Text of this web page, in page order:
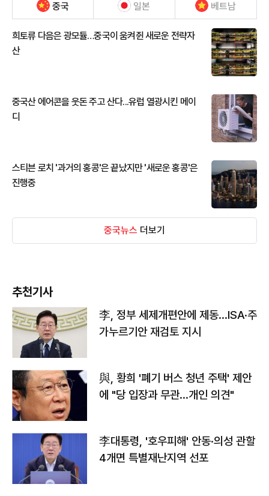
중국 일본 베트남
희토류 다음은 광모듈…중국이 움켜쥔 새로운 전략자
산
중국산 에어콘을 웃돈 주고 산다...유럽 열광시킨 메이
디
스티븐 로치 '과거의 홍콩'은 끝났지만 '새로운 홍콩'은
진행중
중국뉴스 더보기
추천기사
李, 정부 세제개편안에 제동…ISA·주
가누르기안 재검토 지시
與, 황희 '폐기 버스 청년 주택' 제안
에 "당 입장과 무관…개인 의견"
李대통령, '호우피해' 안동·의성 관할
4개면 특별재난지역 선포